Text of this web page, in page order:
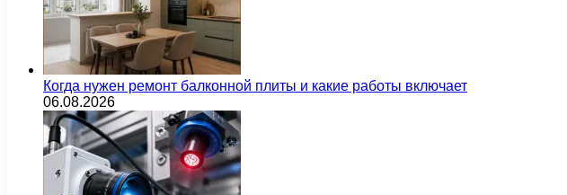
Когда нужен ремонт балконной плиты и какие работы включает
06.08.2026